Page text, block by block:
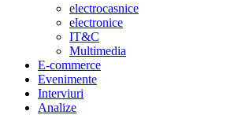
electrocasnice
electronice
IT&C
Multimedia
E-commerce
Evenimente
Interviuri
Analize